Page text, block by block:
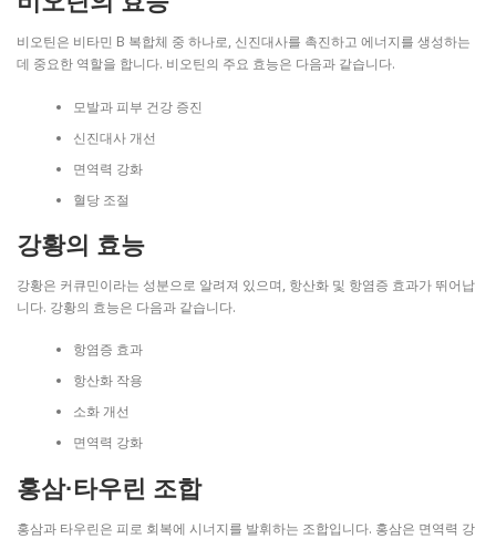
비오틴은 비타민 B 복합체 중 하나로, 신진대사를 촉진하고 에너지를 생성하는
데 중요한 역할을 합니다. 비오틴의 주요 효능은 다음과 같습니다.
모발과 피부 건강 증진
신진대사 개선
면역력 강화
혈당 조절
강황의 효능
강황은 커큐민이라는 성분으로 알려져 있으며, 항산화 및 항염증 효과가 뛰어납
니다. 강황의 효능은 다음과 같습니다.
항염증 효과
항산화 작용
소화 개선
면역력 강화
홍삼·타우린 조합
홍삼과 타우린은 피로 회복에 시너지를 발휘하는 조합입니다. 홍삼은 면역력 강